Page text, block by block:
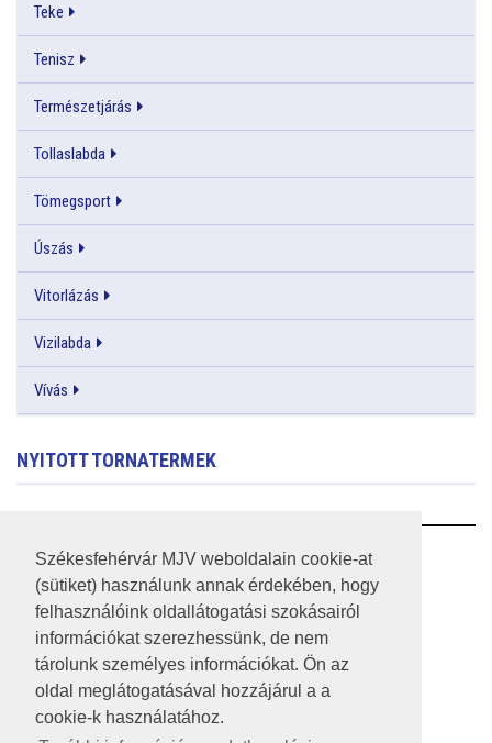
Székesfehérvár MJV weboldalain cookie-at
(sütiket) használunk annak érdekében, hogy
felhasználóink oldallátogatási szokásairól
információkat szerezhessünk, de nem
tárolunk személyes információkat. Ön az
oldal meglátogatásával hozzájárul a a
cookie-k használatához.
Teke
Tenisz
Természetjárás
Tollaslabda
Tömegsport
Úszás
Vitorlázás
Vizilabda
Vívás
NYITOTT TORNATERMEK
RSS
A HONLAP 2017.03.31-I ÁLLAPOTA
JOGI NYILATKOZAT
IMPRESSZUM